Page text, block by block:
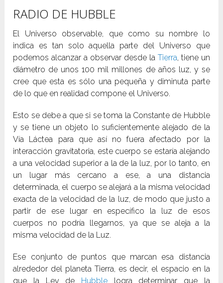
RADIO DE HUBBLE
El Universo observable, que como su nombre lo
indica es tan solo aquella parte del Universo que
podemos alcanzar a observar desde la Tierra, tiene un
diámetro de unos 100 mil millones de años luz, y se
cree que esta es sólo una pequeña y diminuta parte
de lo que en realidad compone el Universo.
Esto se debe a que si se toma la Constante de Hubble
y se tiene un objeto lo suficientemente alejado de la
Vía Láctea para que así no fuera afectado por la
interacción gravitatoria, este cuerpo se estaría alejando
a una velocidad superior a la de la luz, por lo tanto, en
un lugar más cercano a ese, a una distancia
determinada, el cuerpo se alejará a la misma velocidad
exacta de la velocidad de la luz, de modo que justo a
partir de ese lugar en específico la luz de esos
cuerpos no podría llegarnos, ya que se aleja a la
misma velocidad de la Luz.
Ese conjunto de puntos que marcan esa distancia
alrededor del planeta Tierra, es decir, el espacio en la
que la Ley de
Hubble logra determinar que la